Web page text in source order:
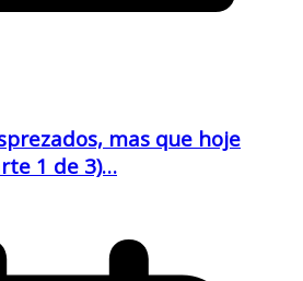
mas que hoje
1 de 3)…